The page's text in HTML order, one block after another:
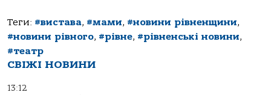
Теги: #вистава, #мами, #новини рівненщини,
#новини рівного, #рівне, #рівненські новини,
#театр
СВІЖІ НОВИНИ
13:12